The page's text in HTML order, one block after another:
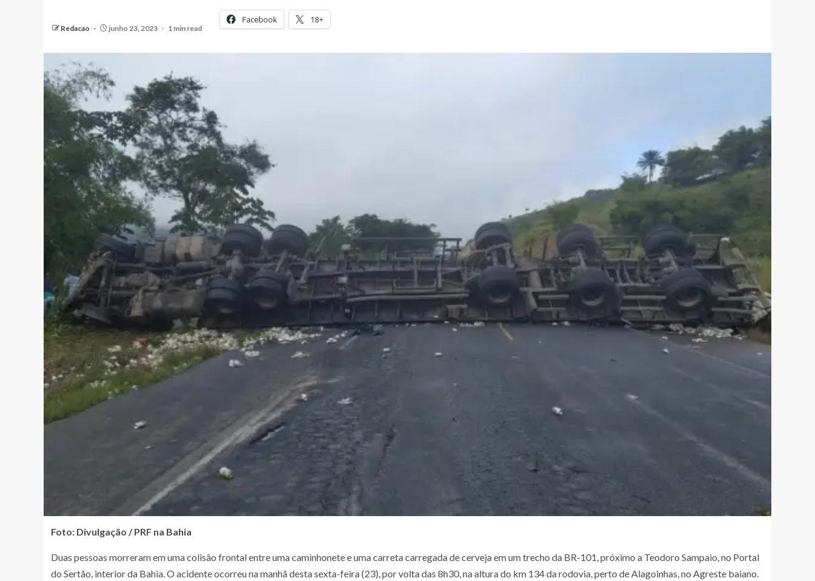
Redacao junho 23, 2023 1 min read
Facebook 18+
Foto: Divulgação / PRF na Bahia
Duas pessoas morreram em uma colisão frontal entre uma caminhonete e uma carreta carregada de cerveja em um trecho da BR-101, próximo a Teodoro Sampaio, no Portal
do Sertão, interior da Bahia. O acidente ocorreu na manhã desta sexta-feira (23), por volta das 8h30, na altura do km 134 da rodovia, perto de Alagoinhas, no Agreste baiano.